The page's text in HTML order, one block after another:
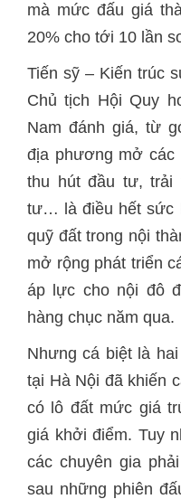
mà mức đấu giá
20% cho tới 10 lần
Tiến sỹ – Kiến trúc
Chủ tịch Hội Quy
Nam đánh giá, từ
địa phương mở các
thu hút đầu tư, trải
tư… là điều hết sức
quỹ đất trong nội
mở rộng phát triển
áp lực cho nội đô
hàng chục năm qua.
Nhưng cá biệt là
tại Hà Nội đã khiến
có lô đất mức giá
giá khởi điểm. Tuy
các chuyên gia
sau những phiên